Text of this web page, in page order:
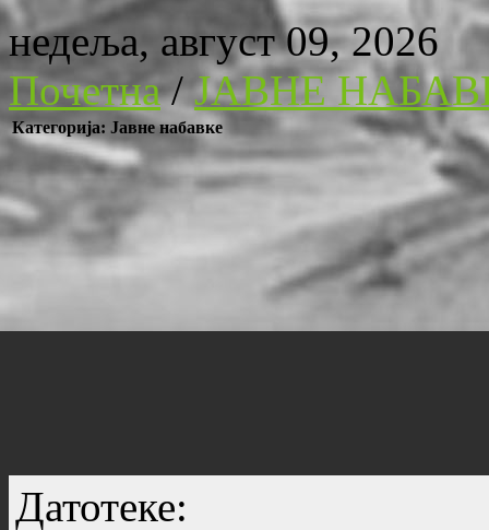
недеља, август 09, 2026
Почетна/ЈАВНЕ
Категорија: Јавне набавке
Датотеке: